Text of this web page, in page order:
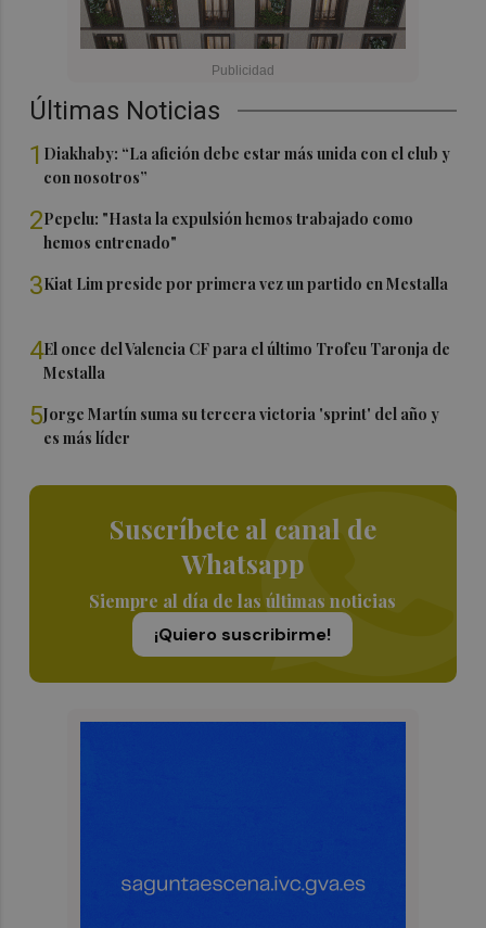
Últimas Noticias
1 Diakhaby: “La afición debe estar más unida con el club y
con nosotros”
2Pepelu: "Hasta la expulsión hemos trabajado como
hemos entrenado"
3Kiat Lim preside por primera vez un partido en Mestalla
4El once del Valencia CF para el último Trofeu Taronja de
Mestalla
5Jorge Martín suma su tercera victoria 'sprint' del año y
es más líder
Suscríbete al canal de
Whatsapp
Siempre al día de las últimas noticias
¡Quiero suscribirme!